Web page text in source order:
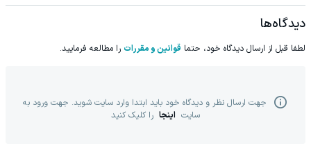
دیدگاه‌ها
لطفا قبل از ارسال دیدگاه خود، حتما قوانین و مقررات را مطالعه فرمایید.
جهت ارسال نظر و دیدگاه خود باید ابتدا وارد سایت شوید. جهت ورود به
سایت اینجا را کلیک کنید